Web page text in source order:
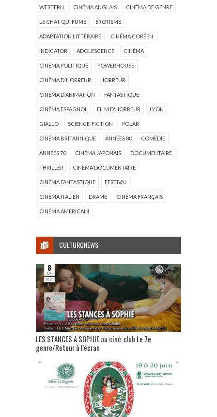
WESTERN CINÉMA ANGLAIS CINÉMA DE GENRE
LE CHAT QUI FUME ÉROTISME
ADAPTATION LITTÉRAIRE CINÉMA CORÉEN
INDICATOR ADOLESCENCE CINÉMA
CINÉMA POLITIQUE POWERHOUSE
CINÉMA D'HORREUR HORREUR
CINÉMA D'ANIMATION FANTASTIQUE
CINÉMA ESPAGNOL FILM D'HORREUR LYON
GIALLO SCIENCE-FICTION POLAR
CINÉMA BRITANNIQUE ANNÉES 80 COMÉDIE
ANNÉES 70 CINÉMA JAPONAIS DOCUMENTAIRE
THRILLER CINÉMA DOCUMENTAIRE
CINÉMA FANTASTIQUE FESTIVAL
CINÉMA ITALIEN DRAME CINÉMA FRANÇAIS
CINÉMA AMERICAIN
CULTURONEWS
LES STANCES A SOPHIE au ciné-club Le 7e
genre/Retour à l’écran